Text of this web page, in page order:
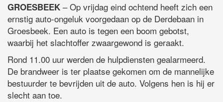
GROESBEEK – Op vrijdag eind ochtend heeft zich een
ernstig auto-ongeluk voorgedaan op de Derdebaan in
Groesbeek. Een auto is tegen een boom gebotst,
waarbij het slachtoffer zwaargewond is geraakt.
Rond 11.00 uur werden de hulpdiensten gealarmeerd.
De brandweer is ter plaatse gekomen om de mannelijke
bestuurder te bevrijden uit de auto. Volgens hen is hij er
slecht aan toe.